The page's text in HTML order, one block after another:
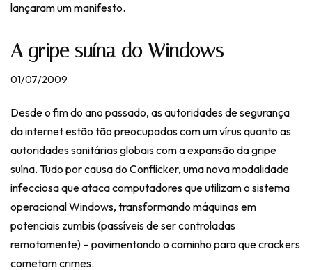
lançaram ummanifesto.
A gripe suína do Windows
01/07/2009
Desde o fim do ano passado, as autoridades de segurança
da internet estão tão preocupadas com um vírus quanto as
autoridades sanitárias globais com a expansão da gripe
suína. Tudo por causa do Conflicker, uma nova modalidade
infecciosa que ataca computadores que utilizam o sistema
operacional Windows, transformando máquinas em
potenciais zumbis (passíveis de ser controladas
remotamente) – pavimentando o caminho para que crackers
cometam crimes.